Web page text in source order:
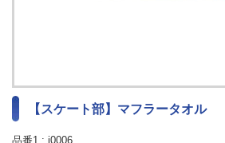
TOYOTA GAZOO Racing
GAZOO SPORTS
【スケート部】マフラータオル
品番1 : i0006